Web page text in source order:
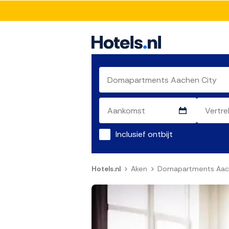
Inclusief ontbijt
Hotels.nl Aken Domapartments